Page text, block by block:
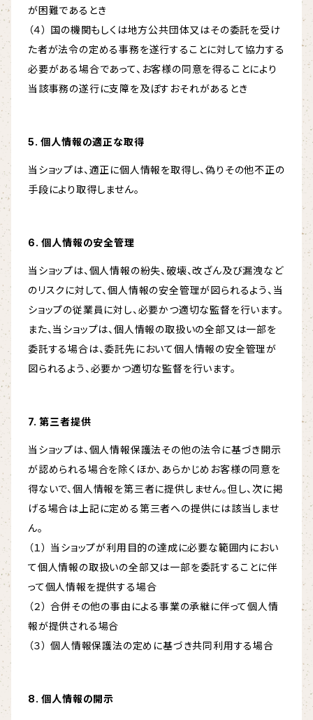
が困難であるとき
（４） 国の機関もしくは地方公共団体又はその委託を受け
た者が法令の定める事務を遂行することに対して協力する
必要がある場合であって、お客様の同意を得ることにより
当該事務の遂行に支障を及ぼすおそれがあるとき
5. 個人情報の適正な取得
当ショップは、適正に個人情報を取得し、偽りその他不正の
手段により取得しません。
6. 個人情報の安全管理
当ショップは、個人情報の紛失、破壊、改ざん及び漏洩など
のリスクに対して、個人情報の安全管理が図られるよう、当
ショップの従業員に対し、必要かつ適切な監督を行います。
また、当ショップは、個人情報の取扱いの全部又は一部を
委託する場合は、委託先において個人情報の安全管理が
図られるよう、必要かつ適切な監督を行います。
7. 第三者提供
当ショップは、個人情報保護法その他の法令に基づき開示
が認められる場合を除くほか、あらかじめお客様の同意を
得ないで、個人情報を第三者に提供しません。但し、次に掲
げる場合は上記に定める第三者への提供には該当しませ
ん。
（１） 当ショップが利用目的の達成に必要な範囲内におい
て個人情報の取扱いの全部又は一部を委託することに伴
って個人情報を提供する場合
（２） 合併その他の事由による事業の承継に伴って個人情
報が提供される場合
（３） 個人情報保護法の定めに基づき共同利用する場合
8. 個人情報の開示